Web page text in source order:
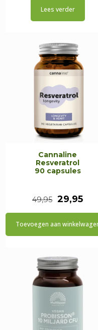
Lees verder
Cannaline
Resveratrol
90 capsules
49,95
prijs
29,95
is:
Toevoegen aan